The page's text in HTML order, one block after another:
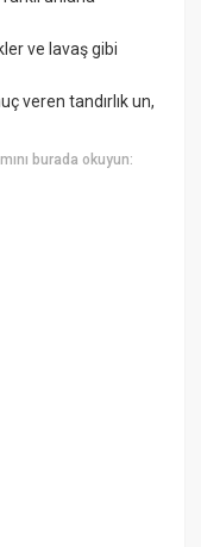
ve lavaş gibi
veren tandırlık un,
burada okuyun: